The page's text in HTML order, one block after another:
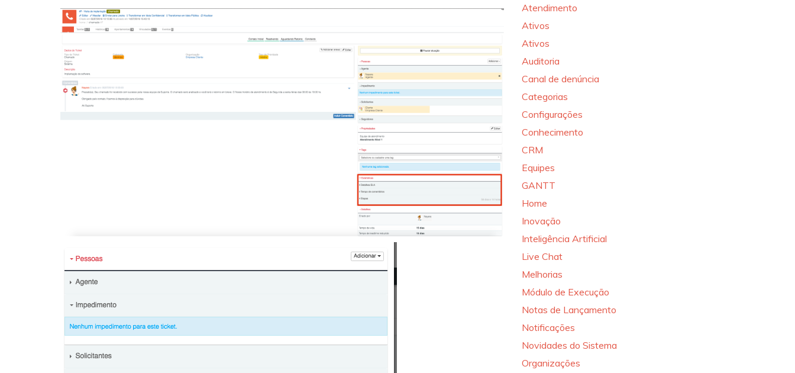
Atendimento
Ativos
Ativos
Auditoria
Canal de denúncia
Categorias
Configurações
Conhecimento
CRM
Equipes
GANTT
Home
Inovação
Inteligência Artificial
Live Chat
Melhorias
Módulo de Execução
Notas de Lançamento
Notificações
Novidades do Sistema
Organizações